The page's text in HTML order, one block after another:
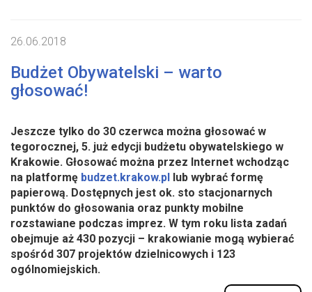
26.06.2018
Budżet Obywatelski – warto
głosować!
Jeszcze tylko do 30 czerwca można głosować w
tegorocznej, 5. już edycji budżetu obywatelskiego w
Krakowie. Głosować można przez Internet wchodząc
na platformę budzet.krakow.pl lub wybrać formę
papierową. Dostępnych jest ok. sto stacjonarnych
punktów do głosowania oraz punkty mobilne
rozstawiane podczas imprez. W tym roku lista zadań
obejmuje aż 430 pozycji – krakowianie mogą wybierać
spośród 307 projektów dzielnicowych i 123
ogólnomiejskich.